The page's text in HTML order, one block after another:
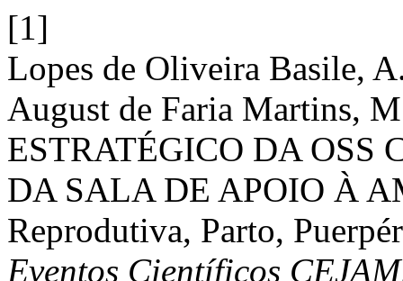
[1]
Lopes de Oliveira Basile,
August de Faria Martins,
ESTRATÉGICO DA
DA SALA DE APOIO À
Reprodutiva, Parto,
Eventos Científicos CEJAM